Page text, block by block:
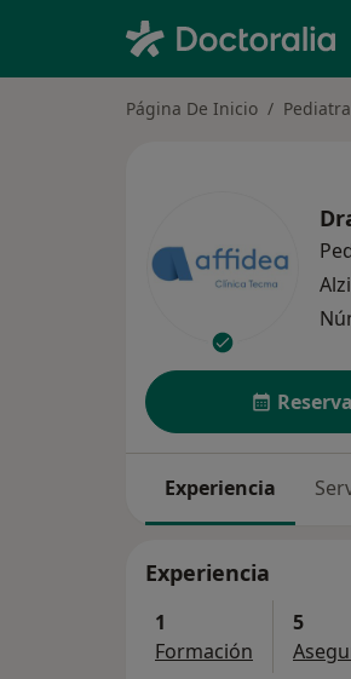
Página De Inicio Pediatra
Experiencia
Experiencia
1
Formación
5